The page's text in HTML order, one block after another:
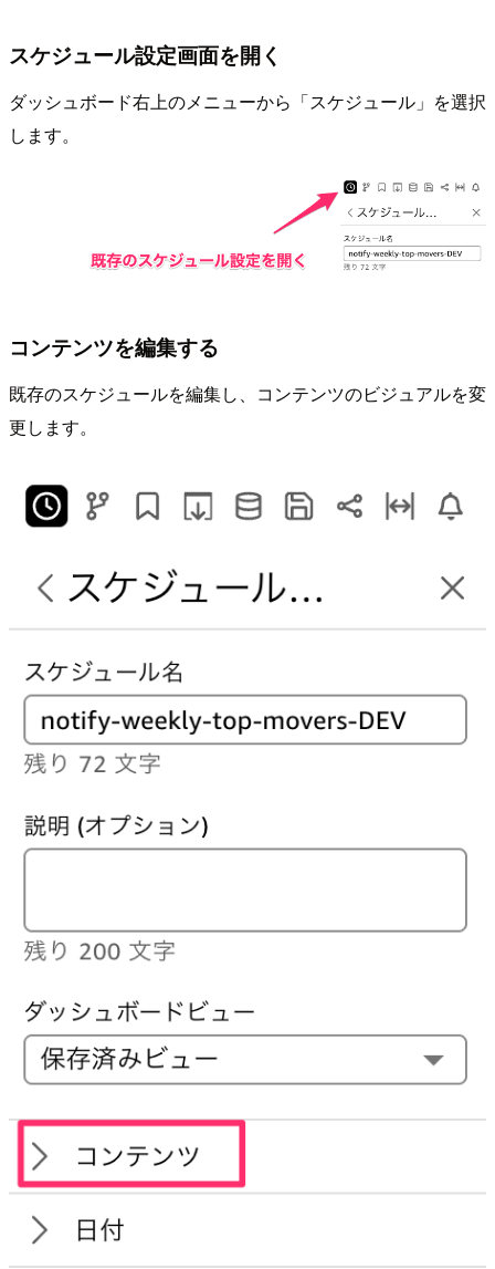
スケジュール設定画面を開く
ダッシュボード右上のメニューから「スケジュール」を選択
します。
コンテンツを編集する
既存のスケジュールを編集し、コンテンツのビジュアルを変
更します。